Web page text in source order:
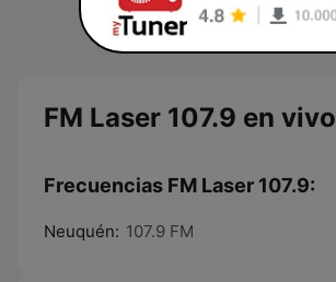
FM Laser 107.9 en vivo
Frecuencias FM Laser 107.9:
Neuquén: 107.9 FM